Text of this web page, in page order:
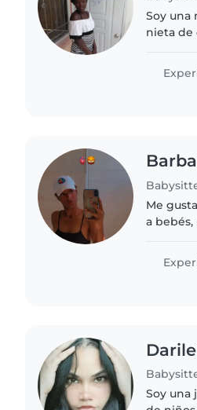
Soy una
nieta de
Me
a
Soy una